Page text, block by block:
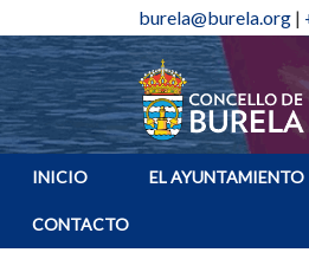
burela@burela.org |
INICIO EL AYUNTAMIENTO
CONTACTO